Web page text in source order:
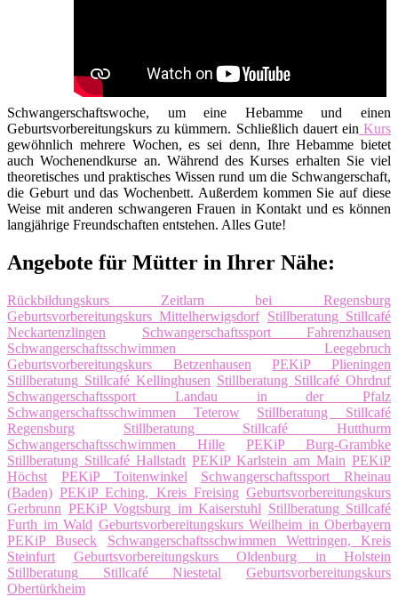
Schwangerschaftswoche, um eine Hebamme und einen
Geburtsvorbereitungskurs zu kümmern. Schließlich dauert ein Kurs
gewöhnlich mehrere Wochen, es sei denn, Ihre Hebamme bietet
auch Wochenendkurse an. Während des Kurses erhalten Sie viel
theoretisches und praktisches Wissen rund um die Schwangerschaft,
die Geburt und das Wochenbett. Außerdem kommen Sie auf diese
Weise mit anderen schwangeren Frauen in Kontakt und es können
langjährige Freundschaften entstehen. Alles Gute!
Angebote für Mütter in Ihrer Nähe:
Rückbildungskurs Zeitlarn bei Regensburg
Geburtsvorbereitungskurs Mittelherwigsdorf Stillberatung Stillcafé
Neckartenzlingen
Schwangerschaftssport Fahrenzhausen
Schwangerschaftsschwimmen Leegebruch
Geburtsvorbereitungskurs Betzenhausen
PEKiP Plieningen
Stillberatung Stillcafé Kellinghusen Stillberatung Stillcafé Ohrdruf
Schwangerschaftssport Landau in der Pfalz
Schwangerschaftsschwimmen Teterow
Stillberatung Stillcafé
Regensburg
Stillberatung Stillcafé Hutthurm
Schwangerschaftsschwimmen Hille
PEKiP Burg-Grambke
Stillberatung Stillcafé Hallstadt PEKiP Karlstein am Main PEKiP
Höchst
PEKiP Toitenwinkel
Schwangerschaftssport Rheinau
(Baden) PEKiP Eching, Kreis Freising Geburtsvorbereitungskurs
Gerbrunn PEKiP Vogtsburg im Kaiserstuhl Stillberatung Stillcafé
Furth im Wald Geburtsvorbereitungskurs Weilheim in Oberbayern
PEKiP Buseck
Schwangerschaftsschwimmen Wettringen, Kreis
Steinfurt
Geburtsvorbereitungskurs Oldenburg in Holstein
Stillberatung Stillcafé Niestetal
Geburtsvorbereitungskurs
Obertürkheim